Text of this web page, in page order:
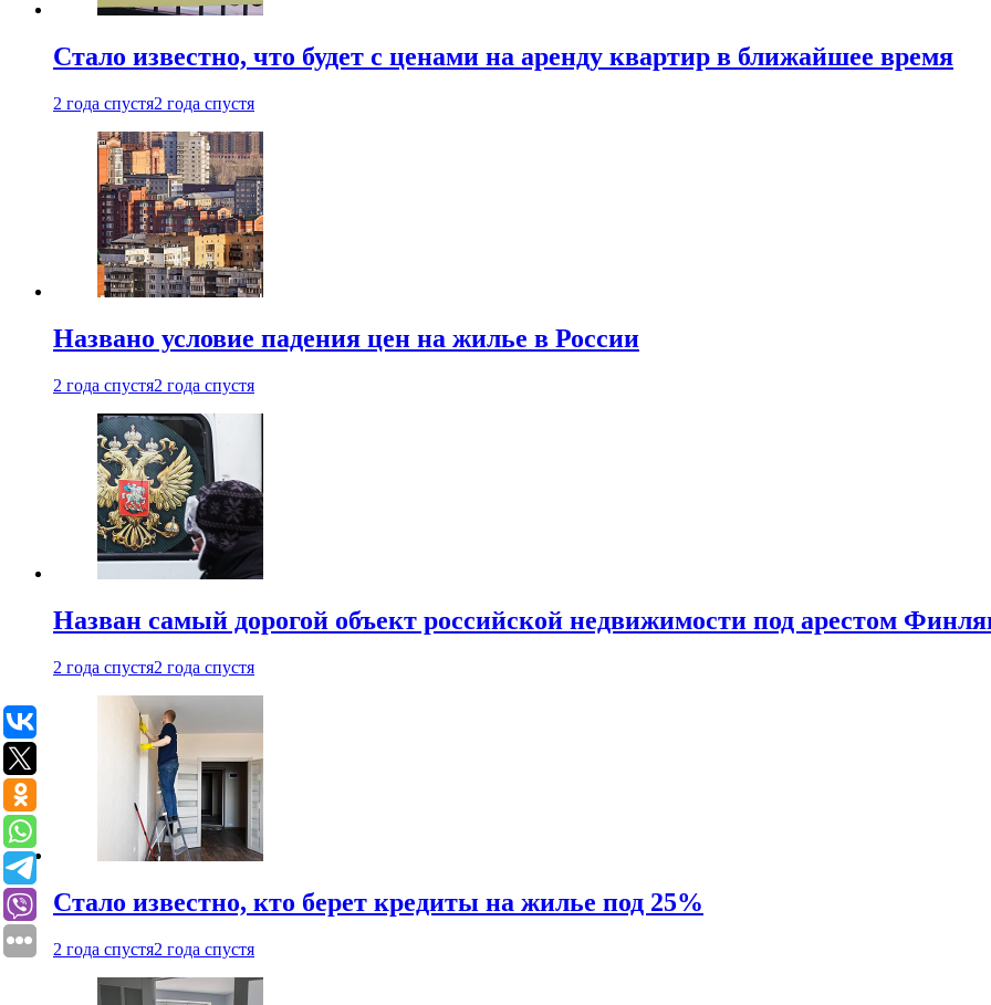
Стало известно, что будет с ценами на аренду квартир в ближайшее время
2 года спустя2 года спустя
Названо условие падения цен на жилье в России
2 года спустя2 года спустя
Назван самый дорогой объект российской недвижимости под арестом
2 года спустя2 года спустя
Стало известно, кто берет кредиты на жилье под 25%
2 года спустя2 года спустя